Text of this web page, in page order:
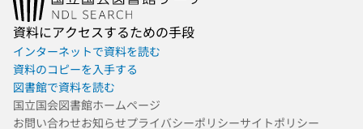
資料にアクセスするための手段
インターネットで資料を読む
資料のコピーを入手する
図書館で資料を読む
国立国会図書館ホームページ
お問い合わせお知らせプライバシーポリシーサイトポリシー